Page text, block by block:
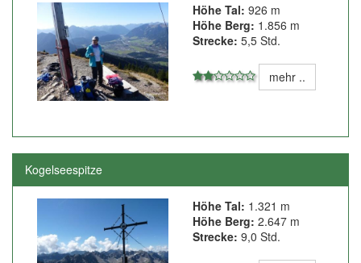
Höhe Tal: 926 m
Höhe Berg: 1.856 m
Strecke: 5,5 Std.
mehr ..
Kogelseespitze
Höhe Tal: 1.321 m
Höhe Berg: 2.647 m
Strecke: 9,0 Std.